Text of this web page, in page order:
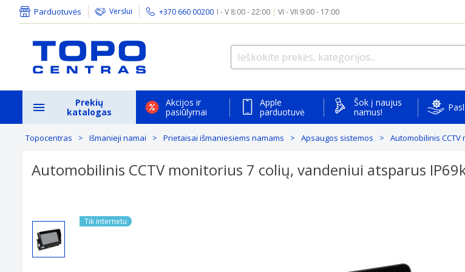
Parduotuvės Verslui +370 660 00200 I - V 8:00 - 22:00 | VI - VII 9:00 - 17:00
Prekių
katalogas
Akcijos ir
pasiūlymai
Apple
parduotuvė
Šok į naujus
namus!
Topocentras Išmanieji namai Prietaisai išmaniesiems namams Apsaugos sistemos Automobilinis
Automobilinis CCTV monitorius 7 colių, vandeniui atsparus
Tik internetu